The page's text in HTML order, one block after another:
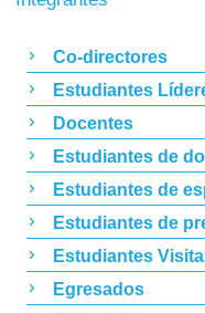
Co-directores
Estudiantes
Docentes
Estudiantes de
Estudiantes de
Estudiantes de
Estudiantes
Egresados